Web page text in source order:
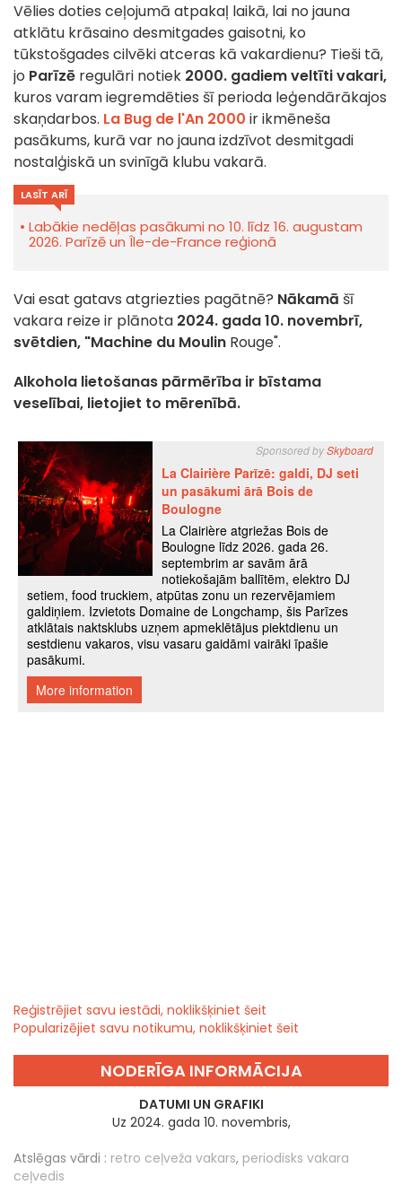
Vēlies doties ceļojumā atpakaļ laikā, lai no jauna
atklātu krāsaino desmitgades gaisotni, ko
tūkstošgades cilvēki atceras kā vakardienu? Tieši tā,
jo Parīzē regulāri notiek 2000. gadiem veltīti vakari,
kuros varam iegremdēties šī perioda leģendārākajos
skaņdarbos. La Bug de l'An 2000 ir ikmēneša
pasākums, kurā var no jauna izdzīvot desmitgadi
nostalģiskā un svinīgā klubu vakarā.
LASĪT ARĪ
Labākie nedēļas pasākumi no 10. līdz 16. augustam
2026. Parīzē un Île-de-France reģionā
Vai esat gatavs atgriezties pagātnē? Nākamā šī
vakara reize ir plānota 2024. gada 10. novembrī,
svētdien, "Machine du Moulin Rouge".
Alkohola lietošanas pārmērība ir bīstama
veselībai, lietojiet to mērenībā.
Reģistrējiet savu iestādi, noklikšķiniet šeit
Popularizējiet savu notikumu, noklikšķiniet šeit
NODERĪGA INFORMĀCIJA
DATUMI UN GRAFIKI
Uz 2024. gada 10. novembris,
Atslēgas vārdi : retro ceļveža vakars, periodisks vakara
ceļvedis